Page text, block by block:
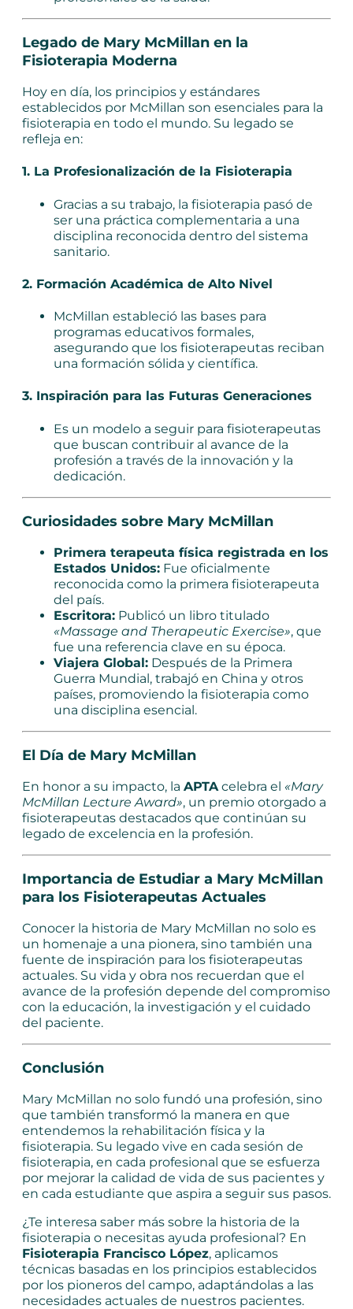
Legado de Mary McMillan en la
Fisioterapia Moderna
Hoy en día, los principios y estándares
establecidos por McMillan son esenciales para la
fisioterapia en todo el mundo. Su legado se
refleja en:
1. La Profesionalización de la Fisioterapia
Gracias a su trabajo, la fisioterapia pasó de
ser una práctica complementaria a una
disciplina reconocida dentro del sistema
sanitario.
2. Formación Académica de Alto Nivel
McMillan estableció las bases para
programas educativos formales,
asegurando que los fisioterapeutas reciban
una formación sólida y científica.
3. Inspiración para las Futuras Generaciones
Es un modelo a seguir para fisioterapeutas
que buscan contribuir al avance de la
profesión a través de la innovación y la
dedicación.
Curiosidades sobre Mary McMillan
Primera terapeuta física registrada en los
Estados Unidos: Fue oficialmente
reconocida como la primera fisioterapeuta
del país.
Escritora: Publicó un libro titulado
«Massage and Therapeutic Exercise», que
fue una referencia clave en su época.
Viajera Global: Después de la Primera
Guerra Mundial, trabajó en China y otros
países, promoviendo la fisioterapia como
una disciplina esencial.
El Día de Mary McMillan
En honor a su impacto, la APTA celebra el «Mary
McMillan Lecture Award», un premio otorgado a
fisioterapeutas destacados que continúan su
legado de excelencia en la profesión.
Importancia de Estudiar a Mary McMillan
para los Fisioterapeutas Actuales
Conocer la historia de Mary McMillan no solo es
un homenaje a una pionera, sino también una
fuente de inspiración para los fisioterapeutas
actuales. Su vida y obra nos recuerdan que el
avance de la profesión depende del compromiso
con la educación, la investigación y el cuidado
del paciente.
Conclusión
Mary McMillan no solo fundó una profesión, sino
que también transformó la manera en que
entendemos la rehabilitación física y la
fisioterapia. Su legado vive en cada sesión de
fisioterapia, en cada profesional que se esfuerza
por mejorar la calidad de vida de sus pacientes y
en cada estudiante que aspira a seguir sus pasos.
¿Te interesa saber más sobre la historia de la
fisioterapia o necesitas ayuda profesional? En
Fisioterapia Francisco López, aplicamos
técnicas basadas en los principios establecidos
por los pioneros del campo, adaptándolas a las
necesidades actuales de nuestros pacientes.